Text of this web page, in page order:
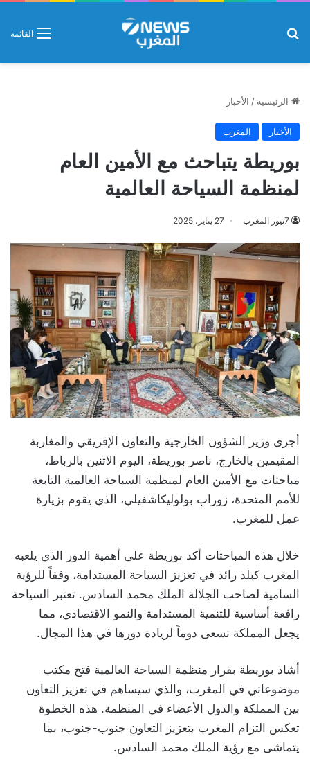
القائمة
الرئيسية / الأخبار
الأخبار المغرب
بوريطة يتباحث مع الأمين العام
لمنظمة السياحة العالمية
7نيوز المغرب 27 يناير، 2025
أجرى وزير الشؤون الخارجية والتعاون الإفريقي والمغاربة
المقيمين بالخارج، ناصر بوريطة، اليوم الاثنين بالرباط،
مباحثات مع الأمين العام لمنظمة السياحة العالمية التابعة
للأمم المتحدة، زوراب بولوليكاشفيلي، الذي يقوم بزيارة
عمل للمغرب.
خلال هذه المباحثات أكد بوريطة على أهمية الدور الذي يلعبه
المغرب كبلد رائد في تعزيز السياحة المستدامة، وفقاً للرؤية
السامية لصاحب الجلالة الملك محمد السادس. تعتبر السياحة
رافعة أساسية للتنمية المستدامة والنمو الاقتصادي، مما
يجعل المملكة تسعى دوماً لزيادة دورها في هذا المجال.
أشاد بوريطة بقرار منظمة السياحة العالمية فتح مكتب
موضوعاتي في المغرب، والذي سيساهم في تعزيز التعاون
بين المملكة والدول الأعضاء في المنظمة. هذه الخطوة
تعكس التزام المغرب بتعزيز التعاون جنوب-جنوب، بما
يتماشى مع رؤية الملك محمد السادس.